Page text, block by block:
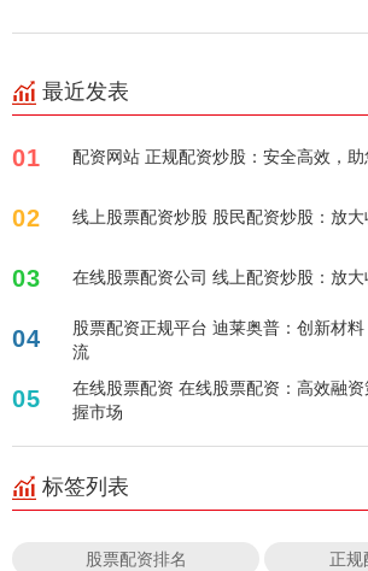
最近发表
01 配资网站 正规配资炒股：安全高效
02 线上股票配资炒股 股民配资炒股：放
03 在线股票配资公司 线上配资炒股：放大
04
股票配资正规平台 迪莱奥普：创新材
流
05
在线股票配资 在线股票配资：高效融
握市场
标签列表
股票配资排名 正